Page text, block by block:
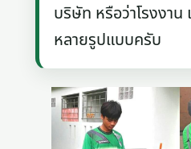
บริษัท หรือว่าโรงงาน
หลายรูปแบบครับ